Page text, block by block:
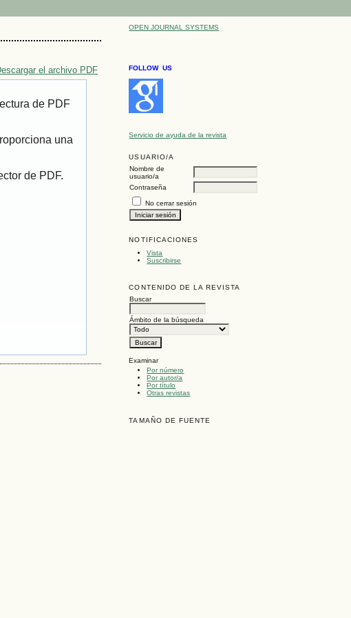
OPEN JOURNAL SYSTEMS
FOLLOW US
Servicio de ayuda de la revista
USUARIO/A
Nombre de
usuario/a
Contraseña
No cerrar sesión
NOTIFICACIONES
Vista
Suscribirse
CONTENIDO DE LA REVISTA
Buscar
Ámbito de la búsqueda
Examinar
Por número
Por autor/a
Por título
Otras revistas
TAMAÑO DE FUENTE
el archivo PDF
de PDF
una
de PDF.